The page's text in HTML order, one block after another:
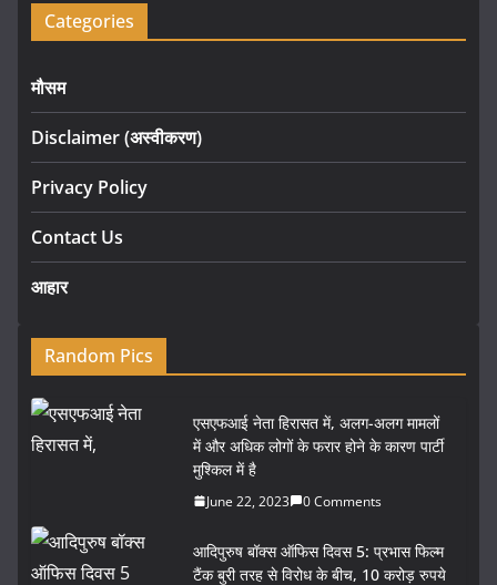
Categories
मौसम
Disclaimer (अस्वीकरण)
Privacy Policy
Contact Us
आहार
Random Pics
एसएफआई नेता हिरासत में, अलग-अलग मामलों
में और अधिक लोगों के फरार होने के कारण पार्टी
मुश्किल में है
June 22, 2023 0 Comments
आदिपुरुष बॉक्स ऑफिस दिवस 5: प्रभास फिल्म
टैंक बुरी तरह से विरोध के बीच, 10 करोड़ रुपये